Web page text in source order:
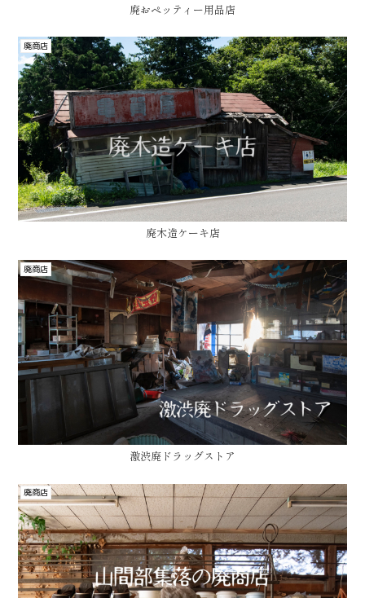
廃おペッティー用品店
廃商店
廃木造ケーキ店
廃商店
激渋廃ドラッグストア
廃商店